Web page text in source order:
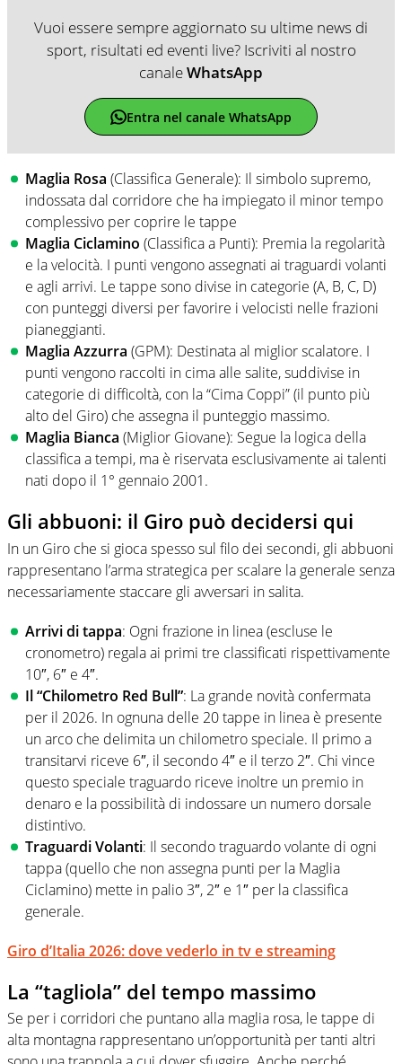
Vuoi essere sempre aggiornato su ultime news di
sport, risultati ed eventi live? Iscriviti al nostro
canaleWhatsApp
Entra nel canale WhatsApp
Maglia Rosa (Classifica Generale): Il simbolo supremo,
indossata dal corridore che ha impiegato il minor tempo
complessivo per coprire le tappe
Maglia Ciclamino (Classifica a Punti): Premia la regolarità
e la velocità. I punti vengono assegnati ai traguardi volanti
e agli arrivi. Le tappe sono divise in categorie (A, B, C, D)
con punteggi diversi per favorire i velocisti nelle frazioni
pianeggianti.
Maglia Azzurra (GPM): Destinata al miglior scalatore. I
punti vengono raccolti in cima alle salite, suddivise in
categorie di difficoltà, con la “Cima Coppi” (il punto più
alto del Giro) che assegna il punteggio massimo.
Maglia Bianca (Miglior Giovane): Segue la logica della
classifica a tempi, ma è riservata esclusivamente ai talenti
nati dopo il 1° gennaio 2001.
Gli abbuoni: il Giro può decidersi qui
In un Giro che si gioca spesso sul filo dei secondi, gli abbuoni
rappresentano l’arma strategica per scalare la generale senza
necessariamente staccare gli avversari in salita.
Arrivi di tappa: Ogni frazione in linea (escluse le
cronometro) regala ai primi tre classificati rispettivamente
10″, 6″ e 4″.
Il “Chilometro Red Bull”: La grande novità confermata
per il 2026. In ognuna delle 20 tappe in linea è presente
un arco che delimita un chilometro speciale. Il primo a
transitarvi riceve 6″, il secondo 4″ e il terzo 2″. Chi vince
questo speciale traguardo riceve inoltre un premio in
denaro e la possibilità di indossare un numero dorsale
distintivo.
Traguardi Volanti: Il secondo traguardo volante di ogni
tappa (quello che non assegna punti per la Maglia
Ciclamino) mette in palio 3″, 2″ e 1″ per la classifica
generale.
Giro d’Italia 2026: dove vederlo in tv e streaming
La “tagliola” del tempo massimo
Se per i corridori che puntano alla maglia rosa, le tappe di
alta montagna rappresentano un’opportunità per tanti altri